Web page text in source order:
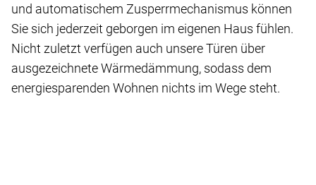
und automatischem Zusperrmechanismus können
Sie sich jederzeit geborgen im eigenen Haus fühlen.
Nicht zuletzt verfügen auch unsere Türen über
ausgezeichnete Wärmedämmung, sodass dem
energiesparenden Wohnen nichts im Wege steht.